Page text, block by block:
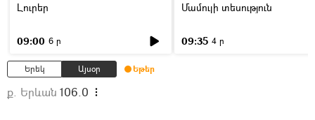
Լուրեր
09:00 6 ր
Մամուլի տեսություն
09:35 4 ր
Երեկ Այսօր Եթեր
ք. Երևան 106.0